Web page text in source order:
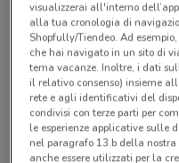
Via
15.1 km
APERTO
Via Generale Dalla
15.1 km
APERTO
visualizzerai all'interno
alla tua cronologia di
Shopfully/Tiendeo. Ad
che hai navigato in un sito di
tema vacanze. Inoltre, i dati
il relativo consenso) insieme
rete e agli identificativi del
condivisi con terze parti per
le esperienze applicative sulle
nel paragrafo 13.b della nostra
anche essere utilizzati per la